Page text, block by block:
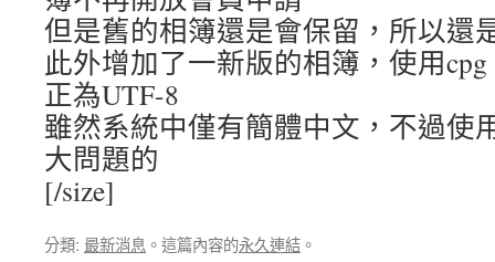
但是舊的相簿還是會保留，所以還
此外增加了一新版的相簿，使用
正為UTF-8
雖然系統中僅有簡體中文，不過使
大問題的
[/size]
分類: 最新消息 。這篇內容的永久連結 。